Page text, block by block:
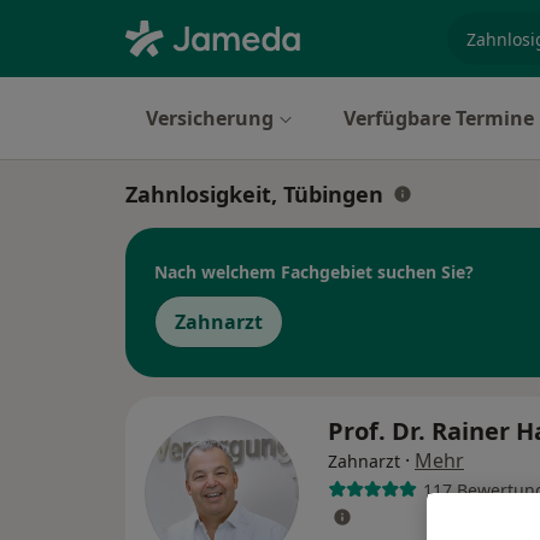
Versicherung Verfügbare Termine
Zahnlosigkeit, Tübingen
Nach welchem Fachgebiet suchen Sie?
Zahnarzt
Prof. Dr. Rainer
Zahnarzt · Mehr
117